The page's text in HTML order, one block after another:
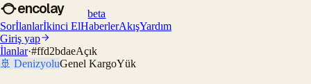
encolay
beta
Sorİlanlarİkinci ElHaberlerAkışYardım
Giriş yap
İlanlar·#ffd2bdaeAçık
🚢 DenizyoluGenel KargoYük